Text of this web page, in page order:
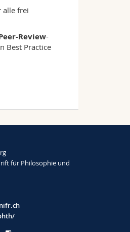
frei
Review-
Best Practice
für Philosophie und